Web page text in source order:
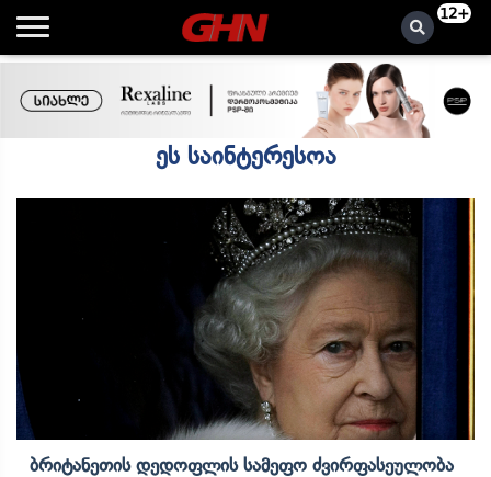
12+
ეს საინტერესოა
Ბრიტანეთის Დედოფლის Სამეფო Ძვირფასეულობა